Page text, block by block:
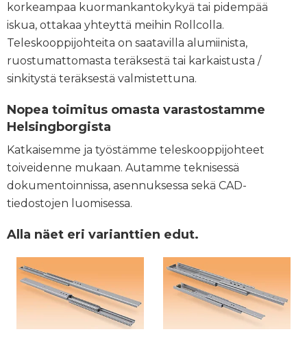
korkeampaa kuormankantokykyä tai pidempää
iskua, ottakaa yhteyttä meihin Rollcolla.
Teleskooppijohteita on saatavilla alumiinista,
ruostumattomasta teräksestä tai karkaistusta /
sinkitystä teräksestä valmistettuna.
Nopea toimitus omasta varastostamme
Helsingborgista
Katkaisemme ja työstämme teleskooppijohteet
toiveidenne mukaan. Autamme teknisessä
dokumentoinnissa, asennuksessa sekä CAD-
tiedostojen luomisessa.
Alla näet eri varianttien edut.